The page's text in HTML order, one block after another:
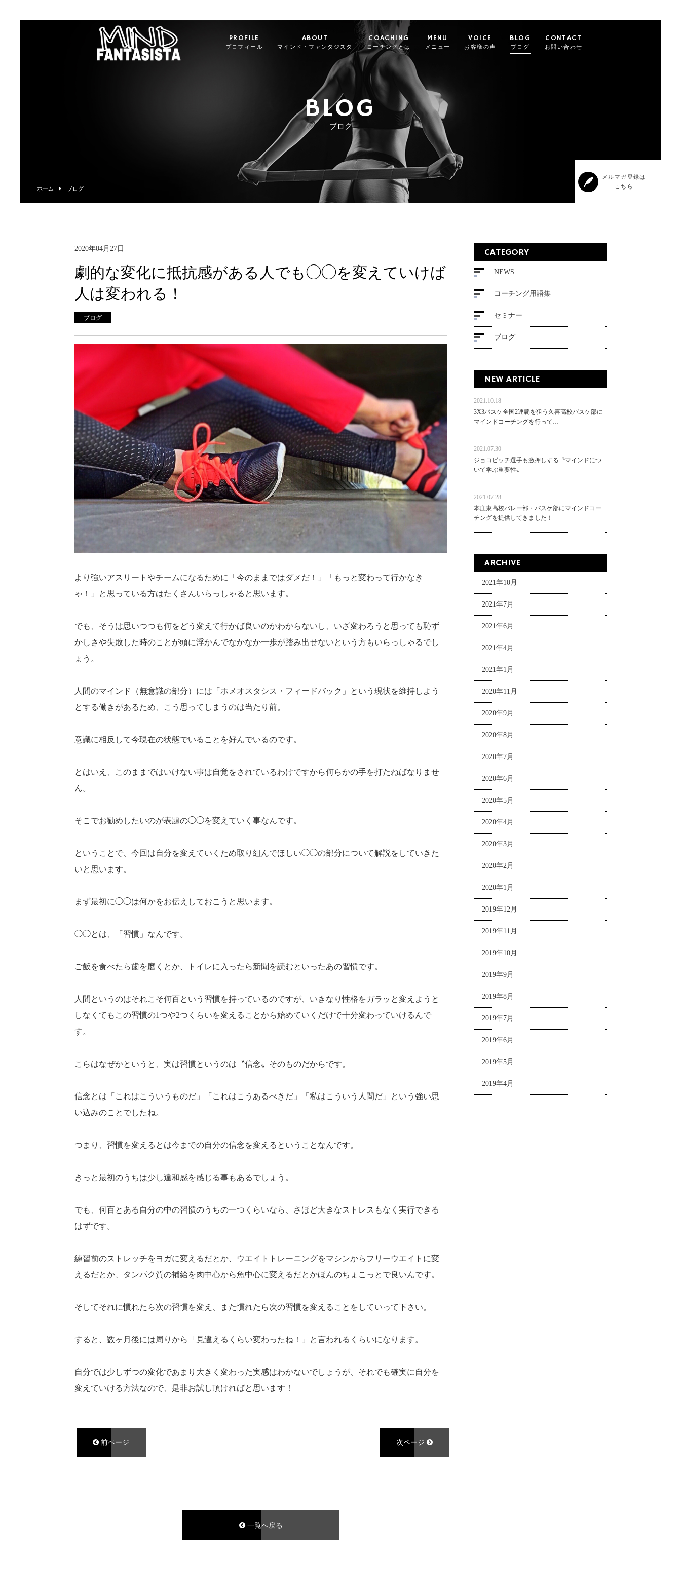
PROFILE
プロフィール
ABOUT
マインド・ファンタジスタ
COACHING
コーチングとは
MENU
メニュー
VOICE
お客様の声
BLOG
ブログ
CONTACT
お問い合わせ
BLOG
ブログ
ホーム ブログ
メルマガ登録は
こちら
2020年04月27日
劇的な変化に抵抗感がある人でも◯◯を変えていけば
人は変われる！
ブログ
より強いアスリートやチームになるために「今のままではダメだ！
」「もっと変わって行かなき
ゃ！」
と思っている方はたくさんいらっしゃると思います。
でも、 そうは思いつつも何をどう変えて行かば良いのかわからないし、 いざ変わろうと思っても恥ず
かしさや失敗した時のことが頭に浮かんでなかなか一歩が踏み出せないという方もいらっしゃるでし
ょう 。
人間のマインド（無意識の部分）には「ホメオスタシス・ フィードバック」という現状を維持しよう
とする働きがあるため、
こう思ってしまうのは当たり前。
意識に相反して今現在の状態でいることを好んでいるのです。
とはいえ、 このままではいけない事は自覚をされているわけですから何らかの手を打たねばなりませ
ん。
そこでお勧めしたいのが表題の◯◯を変えていく事なんです。
ということで、今回は自分を変えていくため取り組んでほしい◯◯の部分について解説をしていきた
いと思います。
まず最初に◯◯は何かをお伝えしておこうと思います。
◯◯とは、「習慣」なんです。
ご飯を食べたら歯を磨くとか、 トイレに入ったら新聞を読むといったあの習慣です。
人間というのはそれこそ何百という習慣を持っているのですが、 いきなり性格をガラッと変えようと
しなくてもこの習慣の1つや2つくらいを変えることから始めていくだけで十分変わっていけるんで
す。
こらはなぜかというと、実は習慣というのは〝信念〟 そのものだからです。
信念とは「これはこういうものだ」「これはこうあるべきだ」「 私はこういう人間だ」という強い思
い込みのことでしたね。
つまり、 習慣を変えるとは今までの自分の信念を変えるということなんです。
きっと最初のうちは少し違和感を感じる事もあるでしょう。
でも、何百とある自分の中の習慣のうちの一つくらいなら、
さほど大きなストレスもなく実行できる
はずです。
練習前のストレッチをヨガに変えるだとか、
ウエイトトレーニングをマシンからフリーウエイトに変
えるだとか
タンパク質の補給を肉中心から魚中心に変えるだとかほんのちょこ っとで良いんです。
そしてそれに慣れたら次の習慣を変え、 また慣れたら次の習慣を変えることをしていって下さい。
すると、数ヶ月後には周りから「見違えるくらい変わったね！」 と言われるくらいになります。
自分では少しずつの変化であまり大きく変わった実感はわかないでしょうが、それでも確実に自分を
変えていける方法なので、 是非お試し頂ければと思います！
前ページ 次ページ
一覧へ戻る
CATEGORY
NEWS
コーチング用語集
セミナー
ブログ
NEW ARTICLE
2021.10.18
3X3バスケ全国2連覇を狙う久喜高校バスケ部に
マインドコーチングを行って…
2021.07.30
ジョコビッチ選手も激押しする〝マインドにつ
いて学ぶ重要性〟
2021.07.28
本庄東高校バレー部・バスケ部にマインドコー
チングを提供してきました！
ARCHIVE
2021年10月
2021年7月
2021年6月
2021年4月
2021年1月
2020年11月
2020年9月
2020年8月
2020年7月
2020年6月
2020年5月
2020年4月
2020年3月
2020年2月
2020年1月
2019年12月
2019年11月
2019年10月
2019年9月
2019年8月
2019年7月
2019年6月
2019年5月
2019年4月